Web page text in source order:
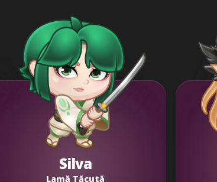
Silva
Lamă Tăcută